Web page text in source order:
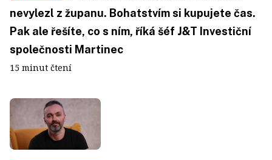
nevylezl z županu. Bohatstvím si kupujete čas.
Pak ale řešíte, co s ním, říká šéf J&T Investiční
společnosti Martinec
15 minut čtení